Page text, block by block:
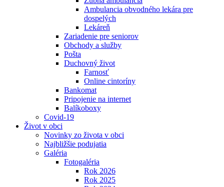
Ambulancia obvodného lekára pre
dospelých
Lekáreň
Zariadenie pre seniorov
Obchody a služby
Pošta
Duchovný život
Farnosť
Online cintoríny
Bankomat
Pripojenie na internet
Balíkoboxy
Covid-19
Život v obci
Novinky zo života v obci
Najbližšie podujatia
Galéria
Fotogaléria
Rok 2026
Rok 2025